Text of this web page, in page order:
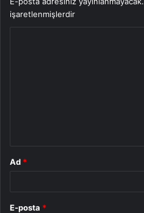
işaretlenmişlerdir
Ad *
E-posta *